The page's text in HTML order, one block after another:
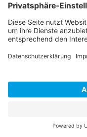
Content Controlling
Wir sensibilisieren
Inhalt, ein Beitrag, ein
Follower anzuziehen?
Tracking
Wer online einkauft,